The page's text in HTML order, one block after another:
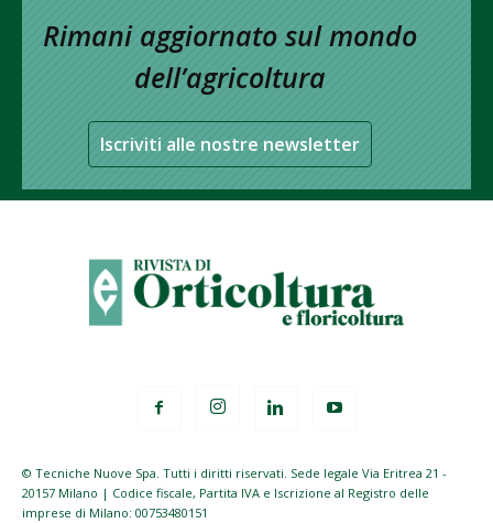
Rimani aggiornato sul mondo
dell’agricoltura
Iscriviti alle nostre newsletter
© Tecniche Nuove Spa. Tutti i diritti riservati. Sede legale Via Eritrea 21 -
20157 Milano | Codice fiscale, Partita IVA e Iscrizione al Registro delle
imprese di Milano: 00753480151